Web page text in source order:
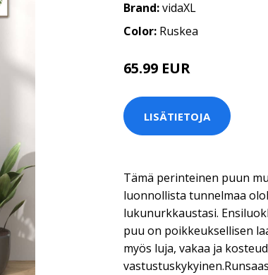
Brand:vidaXL
Color: Ruskea
65.99 EUR
LISÄTIETOJA
Tämä perinteinen puun
luonnollista tunnelmaa
lukunurkkaustasi.
puu on poikkeuksellisen
myös luja, vakaa ja